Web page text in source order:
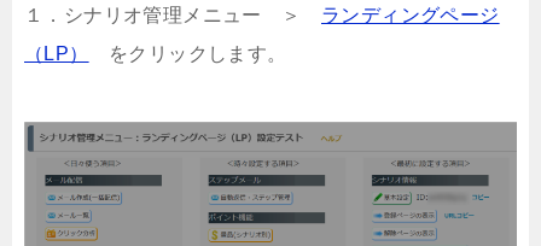
１．シナリオ管理メニュー ＞ ランディングページ
（LP）
をクリックします。